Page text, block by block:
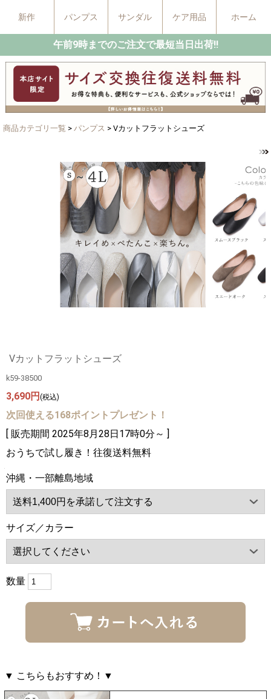
新作 パンプス サンダル ケア用品 ホーム
午前9時までのご注文で最短当日出荷!!
商品カテゴリ一覧 > パンプス > Vカットフラットシューズ
Vカットフラットシューズ
k59-38500
3,690円 (税込)
次回使える168ポイントプレゼント！
[ 販売期間 2025年8月28日17時0分 ～ ]
おうちで試し履き！往復送料無料
沖縄・一部離島地域
サイズ／カラー
数量
▼ こちらもおすすめ！▼